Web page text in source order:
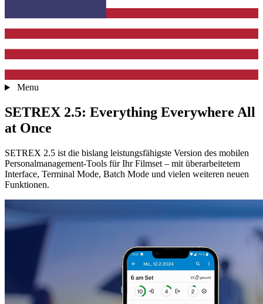
Menu
SETREX 2.5: Everything Everywhere All
at Once
SETREX 2.5 ist die bislang leistungsfähigste Version des mobilen
Personalmanagement-Tools für Ihr Filmset – mit überarbeitetem
Interface, Terminal Mode, Batch Mode und vielen weiteren neuen
Funktionen.